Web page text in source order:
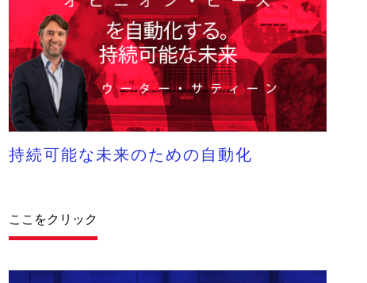
持続可能な未来のための自動化
ここをクリック